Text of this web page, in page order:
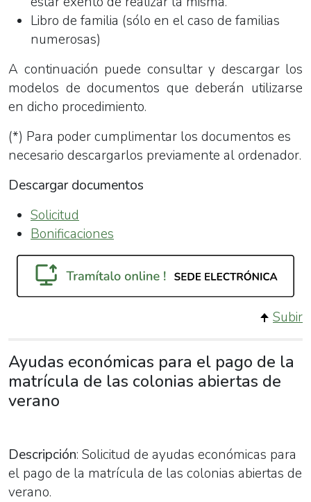
Libro de familia (sólo en el caso de familias
numerosas)
A continuación puede consultar y descargar los
modelos de documentos que deberán utilizarse
en dicho procedimiento.
(*) Para poder cumplimentar los documentos es
necesario descargarlos previamente al ordenador.
Descargar documentos
Solicitud
Bonificaciones
Subir
Ayudas económicas para el pago de la
matrícula de las colonias abiertas de
verano
Descripción: Solicitud de ayudas económicas para
el pago de la matrícula de las colonias abiertas de
verano.